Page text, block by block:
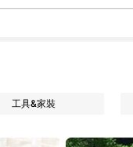
63 追蹤者
工具&家裝